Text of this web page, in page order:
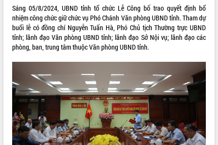
SỞ, BAN, NGÀNH
UBND CÁC XÃ, PHƯỜNG
THÔNG TIN CHỈ ĐẠO ĐIỀU HÀNH
VĂN BẢN HĐND TỈNH
ĐIỂM TIN VĂN BẢN
QUY HOẠCH - KẾ HOẠCH
Sáng 05/8/2024, UBND tỉnh tổ chức Lễ Công bố trao quyết định bổ
nhiệm công chức giữ chức vụ Phó Chánh Văn phòng UBND tỉnh. Tham dự
buổi lễ có đồng chí Nguyễn Tuấn Hà, Phó Chủ tịch Thường trực UBND
tỉnh; lãnh đạo Văn phòng UBND tỉnh; lãnh đạo Sở Nội vụ; lãnh đạo các
phòng, ban, trung tâm thuộc Văn phòng UBND tỉnh.